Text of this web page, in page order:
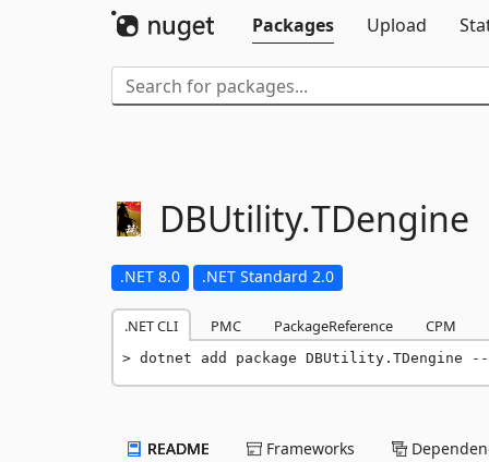
Packages Upload
DBUtility.TDengine
.NET 8.0 .NET Standard 2.0
.NET CLI PMC PackageReference CPM
dotnet add package DBUtility.TDengine
README Frameworks